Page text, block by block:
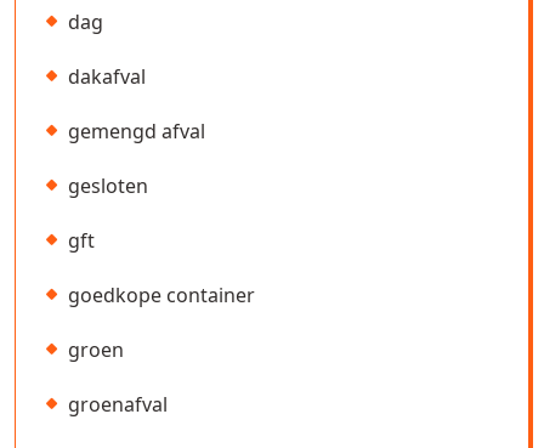
dag
dakafval
gemengd afval
gesloten
gft
goedkope container
groen
groenafval